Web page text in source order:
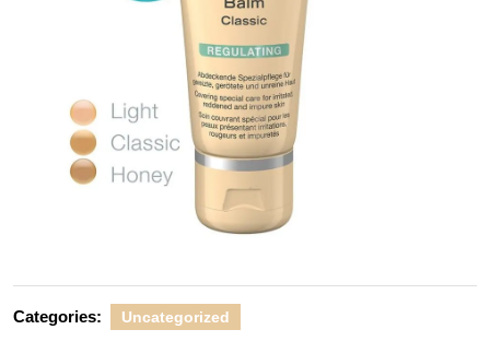
Categories: Uncategorized